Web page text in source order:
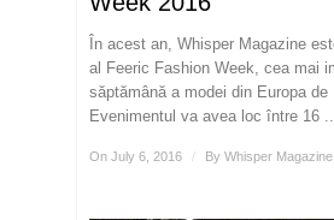
În acest an, Whisper Magazine
al Feeric Fashion Week, cea mai
săptămână a modei din Europa de
Evenimentul va avea loc între 16
On July 6, 2016 / By Whisper Magazine